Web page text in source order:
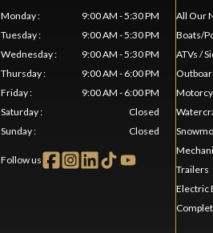
Monday:
9:00 AM - 5:30 PM
Tuesday:
9:00 AM - 5:30 PM
Wednesday:
9:00 AM - 5:30 PM
Thursday:
9:00 AM - 6:00 PM
Friday:
9:00 AM - 6:00 PM
Saturday:
Closed
Sunday: Closed
Follow us
All Our
Boats/
ATVs /
Trailers
Electric